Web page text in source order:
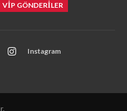
VİP GÖNDERİLER
Instagram